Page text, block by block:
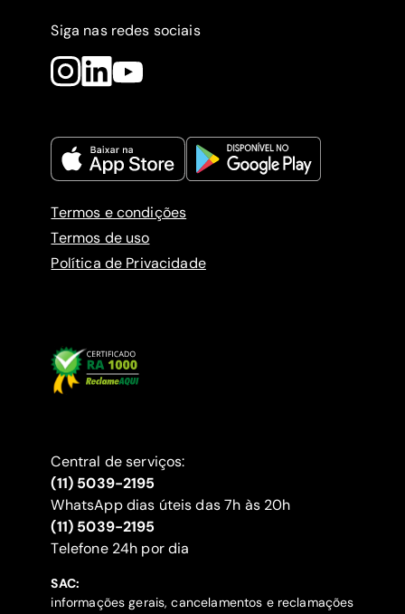
Siga nas redes sociais
Termos e condições
Termos de uso
Política de Privacidade
Central de serviços:
(11) 5039-2195
WhatsApp dias úteis das 7h às 20h
(11) 5039-2195
‍Telefone 24h por dia
SAC:
informações gerais, cancelamentos e reclamações